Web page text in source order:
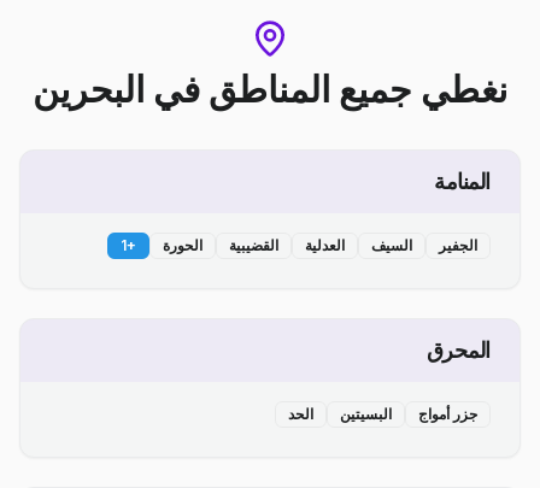
نغطي جميع المناطق في البحرين
المنامة
الجفير السيف العدلية القضيبية الحورة +
1
المحرق
جزر أمواج البسيتين الحد